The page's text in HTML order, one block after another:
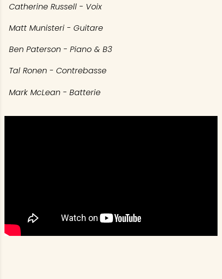
Catherine Russell - Voix
Matt Munisteri - Guitare
Ben Paterson - Piano & B3
Tal Ronen - Contrebasse
Mark McLean - Batterie